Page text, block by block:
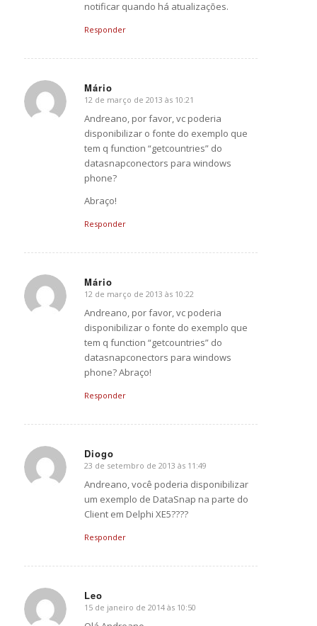
notificar quando há atualizações.
Responder
Mário
says:
12 de março de 2013 às 10:21
Andreano, por favor, vc poderia
disponibilizar o fonte do exemplo que
tem q function “getcountries” do
datasnapconectors para windows
phone?
Abraço!
Responder
Mário
says:
12 de março de 2013 às 10:22
Andreano, por favor, vc poderia
disponibilizar o fonte do exemplo que
tem q function “getcountries” do
datasnapconectors para windows
phone? Abraço!
Responder
Diogo
says:
23 de setembro de 2013 às 11:49
Andreano, você poderia disponibilizar
um exemplo de DataSnap na parte do
Client em Delphi XE5????
Responder
Leo
says:
15 de janeiro de 2014 às 10:50